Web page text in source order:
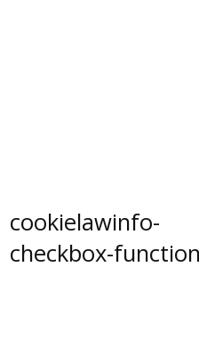
cookielawinfo-
checkbox-